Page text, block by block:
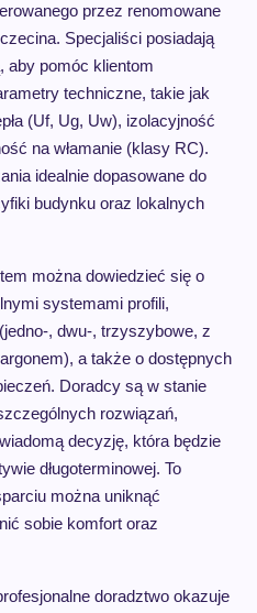
przez renomowane
Specjaliści posiadają
aby pomóc klientom
techniczne, takie jak
(Uf, Ug, Uw), izolacyjność
na włamanie (klasy RC).
idealnie dopasowane do
budynku oraz lokalnych
można dowiedzieć się o
systemami profili,
, dwu-, trzyszybowe, z
a także o dostępnych
Doradcy są w stanie
rozwiązań,
decyzję, która będzie
długoterminowej. To
można uniknąć
sobie komfort oraz
doradztwo okazuje